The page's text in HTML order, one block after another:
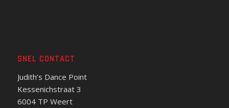
SNEL CONTACT
Judith’s Dance Point
Kessenichstraat 3
6004 TP Weert